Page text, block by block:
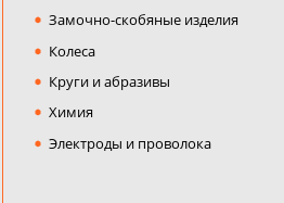
Замочно-скобяные изделия
Колеса
Круги и абразивы
Химия
Электроды и проволока